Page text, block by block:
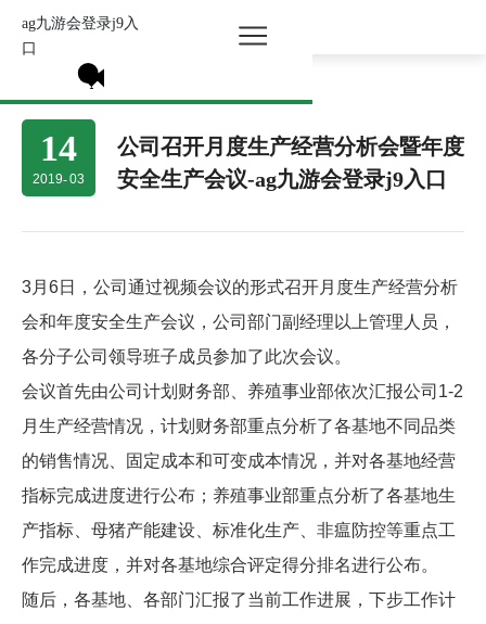
ag九游会登录j9入
口
所有分类 >
14
2019-03
公司召开月度生产经营分析会暨年度
安全生产会议-ag九游会登录j9入口
3月6日，公司通过视频会议的形式召开月度生产经营分析
会和年度安全生产会议，公司部门副经理以上管理人员，
各分子公司领导班子成员参加了此次会议。
会议首先由公司计划财务部、养殖事业部依次汇报公司1-2
月生产经营情况，计划财务部重点分析了各基地不同品类
的销售情况、固定成本和可变成本情况，并对各基地经营
指标完成进度进行公布；养殖事业部重点分析了各基地生
产指标、母猪产能建设、标准化生产、非瘟防控等重点工
作完成进度，并对各基地综合评定得分排名进行公布。
随后，各基地、各部门汇报了当前工作进展，下步工作计